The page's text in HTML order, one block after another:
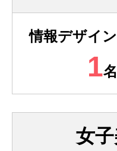
情報デザイ
1名
女